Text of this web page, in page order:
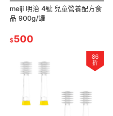
meiji 明治 4號 兒童營養配方食
品 900g/罐
$500
86
折